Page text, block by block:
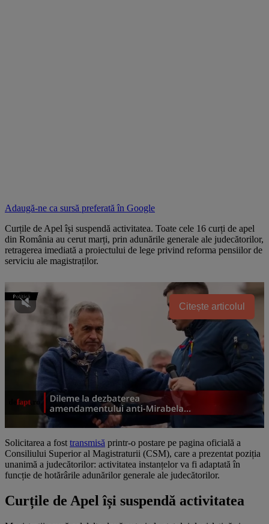
Adaugă-ne ca sursă preferată în Google
Curțile de Apel își suspendă activitatea. Toate cele 16 curți de apel
din România au cerut marți, prin adunările generale ale judecătorilor,
retragerea imediată a proiectului de lege privind reforma pensiilor de
serviciu ale magistraților.
Citește articolul
Solicitarea a fost transmisă printr-o postare pe pagina oficială a
Consiliului Superior al Magistraturii (CSM), care a prezentat poziția
unanimă a judecătorilor: activitatea instanțelor va fi adaptată în
funcție de hotărârile adunărilor generale ale judecătorilor.
Curțile de Apel își suspendă activitatea